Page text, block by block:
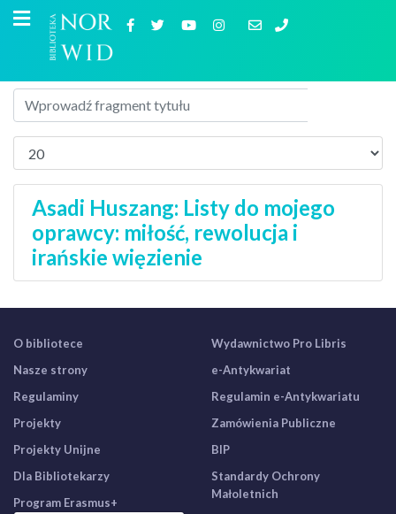
Asadi Huszang: Listy do mojego
oprawcy: miłość, rewolucja i
irańskie więzienie
O bibliotece
Nasze strony
Regulaminy
Projekty
Projekty Unijne
Dla Bibliotekarzy
Program Erasmus+
Wydawnictwo Pro Libris
e-Antykwariat
Regulamin e-Antykwariatu
Zamówienia Publiczne
BIP
Standardy Ochrony
Małoletnich